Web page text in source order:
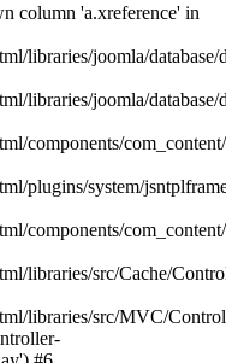
column 'a.xreference' in
libraries/joomla/
libraries/joomla/
components/
plugins/system/
components/
libraries/src/Cache/
libraries/src/MVC/